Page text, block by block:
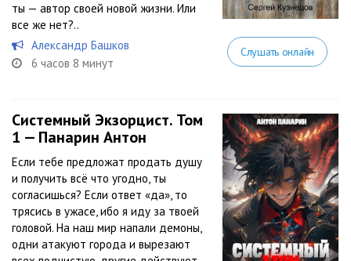
ты — автор своей новой жизни. Или
все же нет?..
Александр Башков
6 часов 8 минут
Слушать онлайн
Системный Экзорцист. Том
1 — Панарин Антон
Если тебе предложат продать душу
и получить всё что угодно, ты
согласишься? Если ответ «да», то
трясись в ужасе, ибо я иду за твоей
головой. На наш мир напали демоны,
одни атакуют города и вырезают